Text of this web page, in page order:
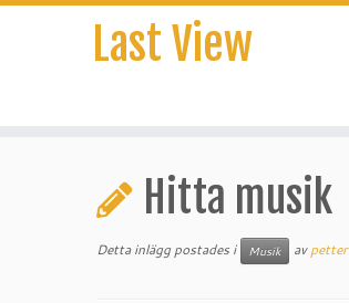
Last View
Hitta musik
Detta inlägg postades i Musik avpetter